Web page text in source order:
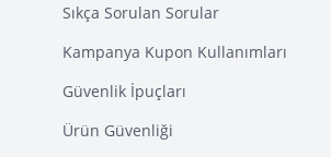
Sıkça Sorulan Sorular
Kampanya Kupon Kullanımları
Güvenlik İpuçları
Ürün Güvenliği